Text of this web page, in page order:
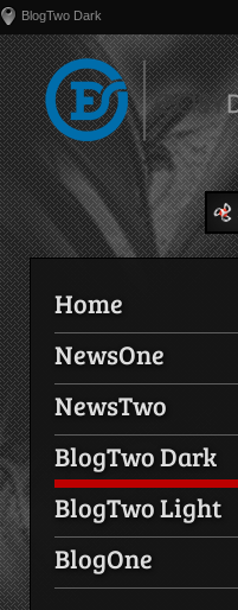
BlogTwo Dark
Home
NewsOne
NewsTwo
BlogTwo Dark
BlogTwo Light
BlogOne